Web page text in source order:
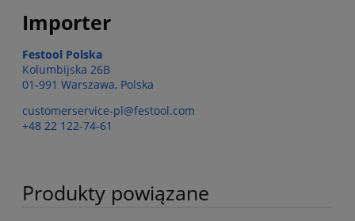
Importer
Festool Polska
Kolumbijska 26B
01-991 Warszawa, Polska
customerservice-pl@festool.com
+48 22 122-74-61
Produkty powiązane